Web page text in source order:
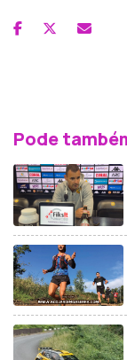
Pode